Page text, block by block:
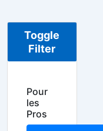
Toggle
Filter
Pour
les
Pros